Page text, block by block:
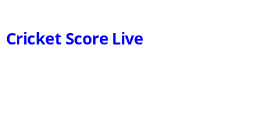
Cricket Score Live